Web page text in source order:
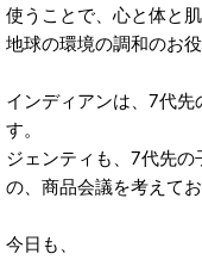
使うことで、心と体と
地球の環境の調和のお
インディアンは、7代先
す。
ジェンティも、7代先
の、商品会議を考えてお
今日も、